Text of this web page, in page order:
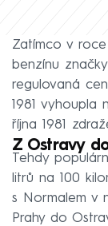
Zatímco v roce
benzínu
regulovaná
1981 vyhoupla
října 1981
Z Ostravy
Tehdy
litrů na 100
s Normalem v
Prahy do